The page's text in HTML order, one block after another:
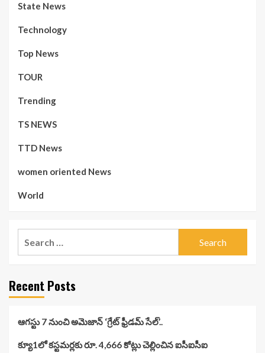
State News
Technology
Top News
TOUR
Trending
TS NEWS
TTD News
women oriented News
World
Recent Posts
ఆగస్టు 7 నుంచి అమెజాన్ ‘గ్రేట్ ఫ్రీడమ్ సేల్’..
క్యూ1లో కస్టమర్లకు రూ. 4,666 కోట్లు చెల్లించిన ఐసీఐసీఐ